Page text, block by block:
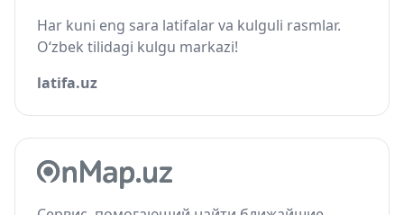
Har kuni eng sara latifalar va kulguli rasmlar.
O‘zbek tilidagi kulgu markazi!
latifa.uz